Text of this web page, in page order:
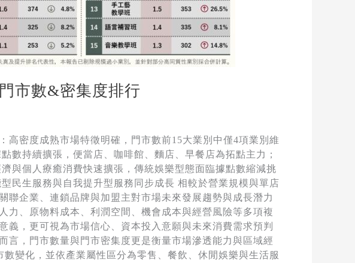
市數&密集度排行
高密度成熟市場特徵明確，門市數前15大業別中僅4項業別維
數持續擴張，便當店、咖啡館、麵店、早餐店為拓點主力；
與個人療癒消費快速擴張，傳統娛樂型態面臨據點數縮減挑
民生服務與自我提升型服務同步成長 相較於營業規模與單店
企業、連鎖品牌與加盟主對市場未來發展趨勢與成長潛力
力、原物料成本、利潤空間、機會成本與經營風險等多項複
，更可視為市場信心、資本投入意願與未來消費需求預判
言，門市數量與門市密集度更是衡量市場滲透能力與區域經
變化，並依產業屬性區分為零售、餐飲、休閒娛樂與生活服